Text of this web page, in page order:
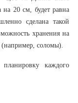
20 см, будет равна
сделана такой
хранения на
(например, соломы).
каждого